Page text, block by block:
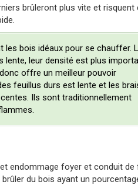
brûleront plus vite et risquent
les bois idéaux pour se chauffer.
lente, leur densité est plus
offre un meilleur pouvoir
feuillus durs est lente et les
Ils sont traditionnellement
endommage foyer et conduit de
du bois ayant un